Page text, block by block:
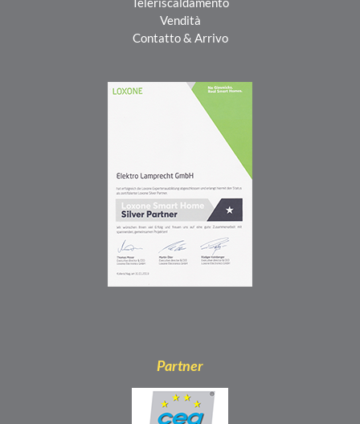
Vendità
Contatto & Arrivo
Partner